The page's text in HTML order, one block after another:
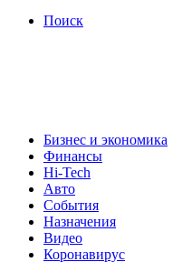
Поиск
Бизнес и экономика
Финансы
Hi-Tech
Авто
События
Назначения
Видео
Коронавирус